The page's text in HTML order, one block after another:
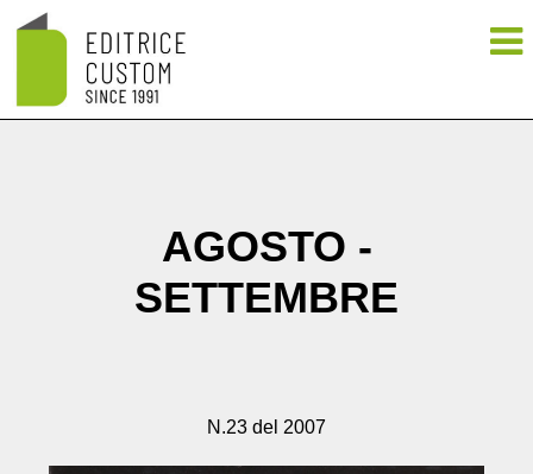
AGOSTO -
SETTEMBRE
N.23 del 2007